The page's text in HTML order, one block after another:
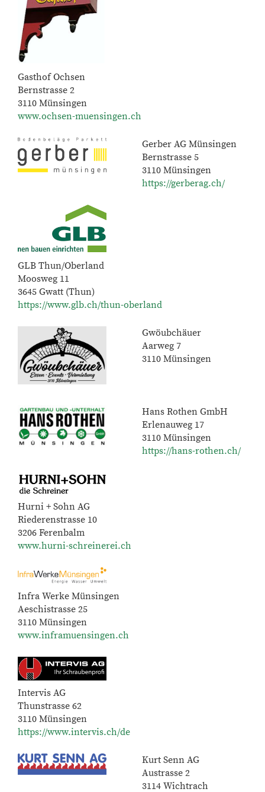
Gasthof Ochsen
Bernstrasse 2
3110 Münsingen
www.ochsen-muensingen.ch
Gerber AG Münsingen
Bernstrasse 5
3110 Münsingen
https://gerberag.ch/
GLB Thun/Oberland
Moosweg 11
3645 Gwatt (Thun)
https://www.glb.ch/thun-oberland
Gwöubchäuer
Aarweg 7
3110 Münsingen
Hans Rothen GmbH
Erlenauweg 17
3110 Münsingen
https://hans-rothen.ch/
Hurni + Sohn AG
Riederenstrasse 10
3206 Ferenbalm
www.hurni-schreinerei.ch
Infra Werke Münsingen
Aeschistrasse 25
3110 Münsingen
www.inframuensingen.ch
Intervis AG
Thunstrasse 62
3110 Münsingen
https://www.intervis.ch/de
Kurt Senn AG
Austrasse 2
3114 Wichtrach